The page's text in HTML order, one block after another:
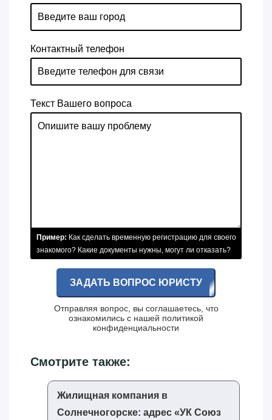
Контактный телефон
Текст Вашего вопроса
Пример: Как сделать временную регистрацию для своего
знакомого? Какие документы нужны, могут ли отказать?
ЗАДАТЬ ВОПРОС ЮРИСТУ
Отправляя вопрос, вы соглашаетесь, что
ознакомились с нашей политикой
конфиденциальности
Смотрите также:
Жилищная компания в
Солнечногорске: адрес «‎УК Союз